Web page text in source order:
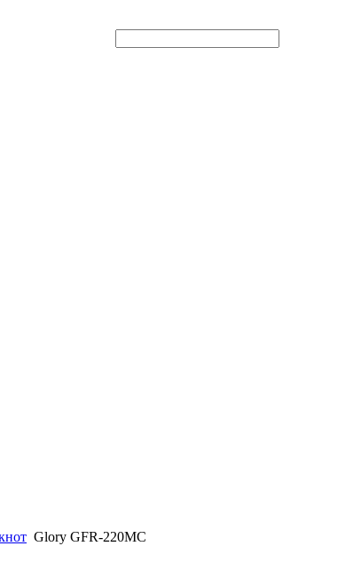
Glory GFR-220MC